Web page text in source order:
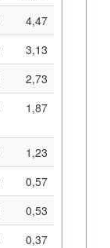
4,47
3,13
2,73
1,87
1,23
0,57
0,53
0,37